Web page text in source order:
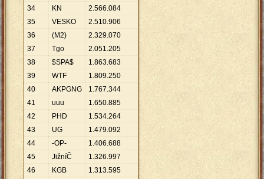
34
KN 2.566.084
35
VESKO 2.510.906
36
(M2) 2.329.070
37
Tgo 2.051.205
38
$SPA$ 1.863.683
39
WTF 1.809.250
40
AKPGNG 1.767.344
41
uuu 1.650.885
42
PHD 1.534.264
43
UG 1.479.092
44
-OP- 1.406.688
45
JižníČ 1.326.997
46
KGB 1.313.595